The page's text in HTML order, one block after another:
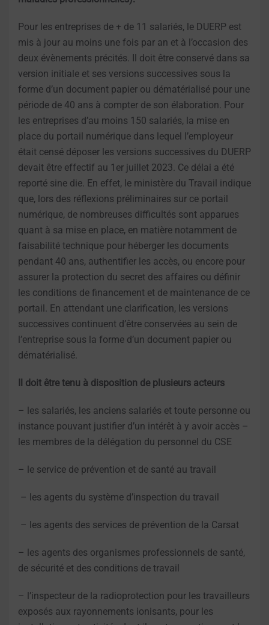
Pour les entreprises de + de 11 salariés, le DUERP est
mis à jour au moins une fois par an et à l’occasion des
deux évènements précités. Il doit être conservé dans sa
version initiale et ses versions successives sous la
forme d’un document papier ou dématérialisé pour une
période de 40 ans à compter de son élaboration. Pour
les entreprises d’au moins 150 salariés, la mise en
place du portail numérique dans lequel l’employeur
était censé déposer les versions successives du DUERP
devait être effectif au 1er juillet 2023. Ce délai a été
reporté sine die. En effet, le ministère du Travail indique
que, lors des réflexions préliminaires sur ce portail
numérique, de nombreuses difficultés sont apparues
quant à sa mise en place, en matière notamment de
faisabilité technique pour héberger les documents
pendant 40 ans, authentifier les accès, ou encore pour
assurer la protection du secret des affaires ou définir
les conditions de financement et de maintenance de ce
portail. En attendant une clarification, les versions
successives continuent d’être conservées au sein de
l’entreprise sous la forme d’un document papier ou
dématérialisé.
Il doit être tenu à disposition de plusieurs acteurs
– les salariés, les anciens salariés et toute personne ou
instance pouvant justifier d’un intérêt à y avoir accès –
les membres de la délégation du personnel du CSE
– le service de prévention et de santé au travail
– les agents du système d’inspection du travail
– les agents des services de prévention de la Carsat
– les agents des organismes professionnels de santé,
de sécurité et des conditions de travail
– l’inspecteur de la radioprotection pour les travailleurs
exposés aux rayonnements ionisants, pour les